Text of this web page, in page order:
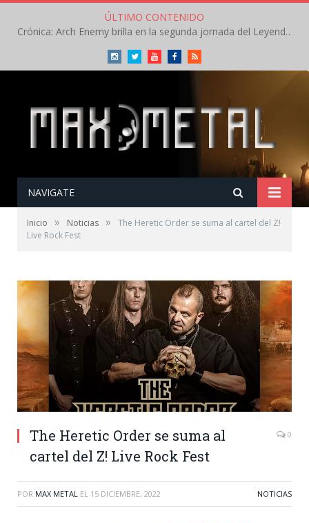
ÚLTIMO CONTENIDO
Crónica: Arch Enemy brilla en la segunda jornada del Leyendas del Rock – Jueves – Agosto 2026
InstagramTwitterYoutubeFacebookRSS
NAVIGATE
Inicio » Noticias »
The Heretic Order se suma al cartel del Z!
Live Rock Fest
The Heretic Order se suma al
cartel del Z! Live Rock Fest
0
POR MAX METAL EL 15 DICIEMBRE, 2022 NOTICIAS